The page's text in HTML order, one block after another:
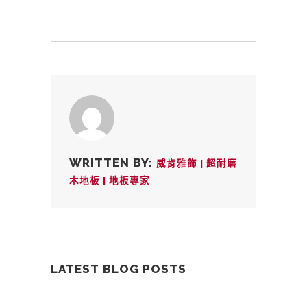
WRITTEN BY: 威肯雅飾 | 超耐磨
木地板 | 地板專家
LATEST BLOG POSTS